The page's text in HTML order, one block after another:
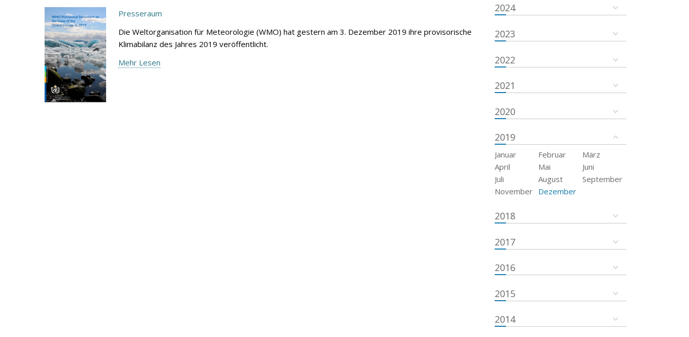
Presseraum
Die Weltorganisation für Meteorologie (WMO) hat gestern am 3. Dezember 2019 ihre provisorische
Klimabilanz des Jahres 2019 veröffentlicht.
Mehr Lesen
2024
2023
2022
2021
2020
2019
Januar Februar
März
April
Mai
Juni
Juli
August
September
November
Dezember
2018
2017
2016
2015
2014